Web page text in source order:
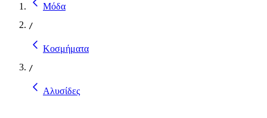
Μόδα
/
Κοσμήματα
/
Αλυσίδες